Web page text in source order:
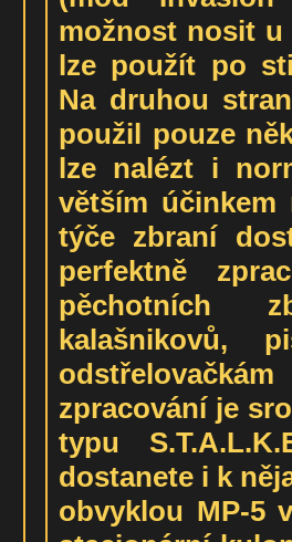
možnost nosit u
lze použít po
Na druhou
použil pouze
lze nalézt i
větším
týče zbraní
perfektně
pěchotních
kalašnikovů,
zpracování je
typu
dostanete i k
obvyklou MP-5